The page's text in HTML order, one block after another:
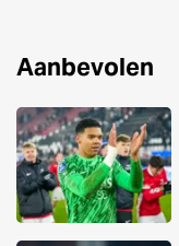
Aanbevolen